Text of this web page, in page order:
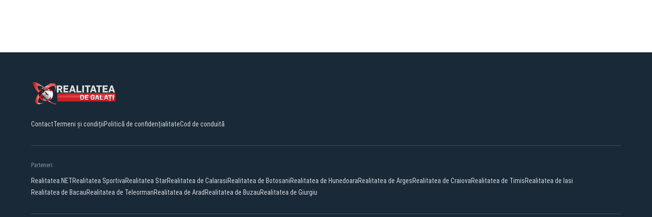
ContactTermeni și condițiiPolitică de confidențialitateCod de conduită
Parteneri:
Realitatea.NETRealitatea SportivaRealitatea StarRealitatea de CalarasiRealitatea de BotosaniRealitatea de HunedoaraRealitatea de ArgesRealitatea de CraiovaRealitatea de TimisRealitatea de Iasi
Realitatea de BacauRealitatea de TeleormanRealitatea de Arad Realitatea de BuzauRealitatea de Giurgiu